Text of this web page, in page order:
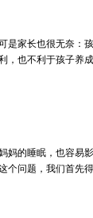
家长也很无奈：
，也不利于孩子养
妈的睡眠，也容易
问题，我们首先